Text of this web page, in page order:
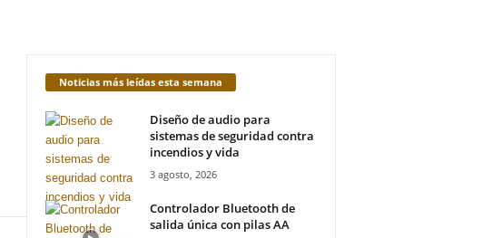
Noticias más leídas esta semana
Diseño de audio para
sistemas de seguridad contra
incendios y vida
3 agosto, 2026
Controlador Bluetooth de
salida única con pilas AA